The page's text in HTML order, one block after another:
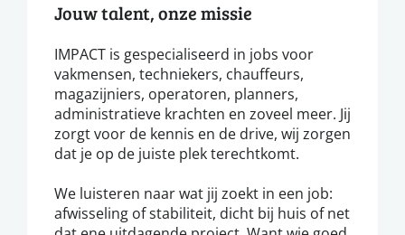
Jouw talent, onze missie
IMPACT is gespecialiseerd in jobs voor
vakmensen, techniekers, chauffeurs,
magazijniers, operatoren, planners,
administratieve krachten en zoveel meer. Jij
zorgt voor de kennis en de drive, wij zorgen
dat je op de juiste plek terechtkomt.
We luisteren naar wat jij zoekt in een job:
afwisseling of stabiliteit, dicht bij huis of net